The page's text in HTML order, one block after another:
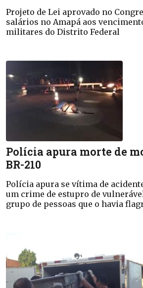
Projeto de Lei aprovado no
salários no Amapá aos
militares do Distrito Federal
Polícia apura morte de
BR-210
Polícia apura se vítima de
um crime de estupro de
grupo de pessoas que o havia